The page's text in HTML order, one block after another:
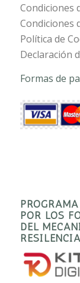
Condiciones
Condiciones
Política de
Declaración
Formas de
POR LOS
DEL